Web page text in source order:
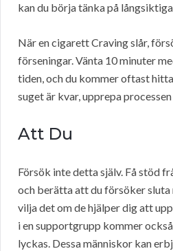
kan du börja tänka på
När en cigarett Craving slår,
förseningar. Vänta 10 minuter
tiden, och du kommer oftast
suget är kvar, upprepa
Att Du
Försök inte detta själv. Få stöd
och berätta att du försöker sluta
vilja det om de hjälper dig att
i en supportgrupp kommer
lyckas. Dessa människor kan